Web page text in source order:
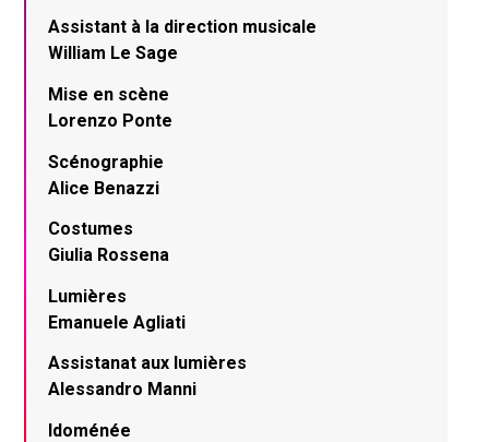
Assistant à la direction musicale
William Le Sage
Mise en scène
Lorenzo Ponte
Scénographie
Alice Benazzi
Costumes
Giulia Rossena
Lumières
Emanuele Agliati
Assistanat aux lumières
Alessandro Manni
Idoménée